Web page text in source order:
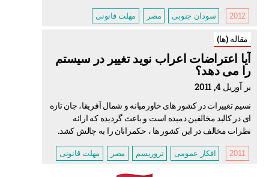
2012 سودان جنوبی مصر مهلت قانونی
مقاله (ها)
آیا اعتراضات اعراب نوید تغییر در سیستم
را می دهد؟
بر آوریل 4, 2011
نسیم تغییرات در کشور های خاورمیانه و شمال آفریقا، جان تازه
ای در کالبد مخالفین دمیده است و باعث گردیده که ارائه
نظرات مخالف در این کشور ها ، حکمرانان را به چالش کشد.
2011 افکار عمومی تروریسم مصر مهلت قانونی